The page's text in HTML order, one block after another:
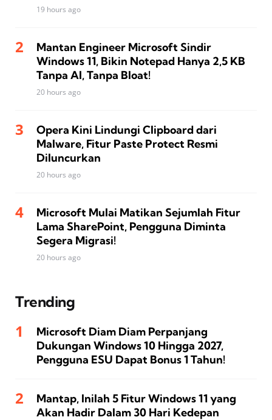
19 hours ago
Mantan Engineer Microsoft Sindir
Windows 11, Bikin Notepad Hanya 2,5 KB
Tanpa AI, Tanpa Bloat!
20 hours ago
Opera Kini Lindungi Clipboard dari
Malware, Fitur Paste Protect Resmi
Diluncurkan
20 hours ago
Microsoft Mulai Matikan Sejumlah Fitur
Lama SharePoint, Pengguna Diminta
Segera Migrasi!
20 hours ago
Trending
Microsoft Diam Diam Perpanjang
Dukungan Windows 10 Hingga 2027,
Pengguna ESU Dapat Bonus 1 Tahun!
Mantap, Inilah 5 Fitur Windows 11 yang
Akan Hadir Dalam 30 Hari Kedepan